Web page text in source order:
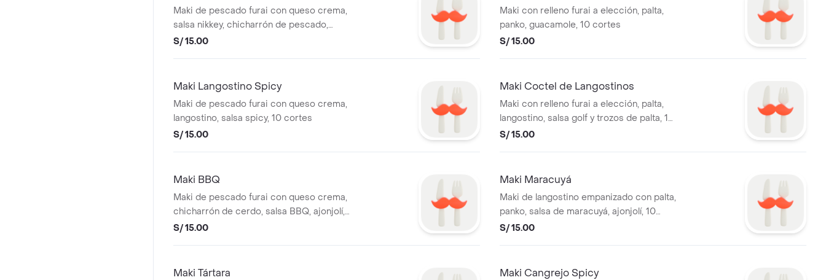
Maki de pescado furai con queso crema,
salsa nikkey, chicharrón de pescado,
cebolla china, 10 cortes
S/ 15.00
Maki con relleno furai a elección, palta,
panko, guacamole, 10 cortes
S/ 15.00
Maki Langostino Spicy
Maki de pescado furai con queso crema,
langostino, salsa spicy, 10 cortes
S/ 15.00
Maki Coctel de Langostinos
Maki con relleno furai a elección, palta,
langostino, salsa golf y trozos de palta, 10
cortes
S/ 15.00
Maki BBQ
Maki de pescado furai con queso crema,
chicharrón de cerdo, salsa BBQ, ajonjolí,
10 cortes
S/ 15.00
Maki Maracuyá
Maki de langostino empanizado con palta,
panko, salsa de maracuyá, ajonjolí, 10
cortes
S/ 15.00
Maki Tártara Maki Cangrejo Spicy